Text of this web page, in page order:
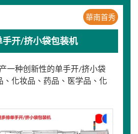
華南首秀
手开/挤小袋包装机
一种创新性的单手开/挤小袋
、化妆品、药品、医学品、化